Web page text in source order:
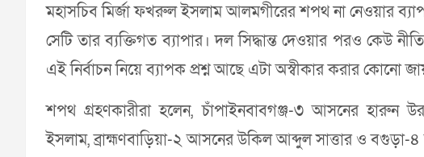
মহাসচিব মির্জা ফখরুল ইসলাম আলমগীরের শপথ না নেওয়ার
সেটি তার ব্যক্তিগত ব্যাপার। দল সিদ্ধান্ত দেওয়ার পরও কেউ
এই নির্বাচন নিয়ে ব্যাপক প্রশ্ন আছে এটা অস্বীকার করার কোনো
শপথ গ্রহণকারীরা হলেন, চাঁপাইনবাবগঞ্জ-৩ আসনের হারুন
ইসলাম, ব্রাহ্মণবাড়িয়া-২ আসনের উকিল আব্দুল সাত্তার ও